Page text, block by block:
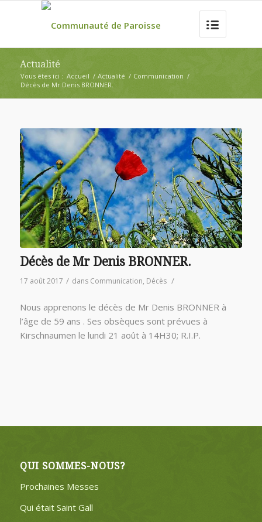
Actualité
Vous êtes ici : Accueil / Actualité / Communication /
Décès de Mr Denis BRONNER.
Décès de Mr Denis BRONNER.
17 août 2017 / dans Communication, Décès /
Nous apprenons le décès de Mr Denis BRONNER à
l’âge de 59 ans . Ses obsèques sont prévues à
Kirschnaumen le lundi 21 août à 14H30; R.I.P.
QUI SOMMES-NOUS?
Prochaines Messes
Qui était Saint Gall